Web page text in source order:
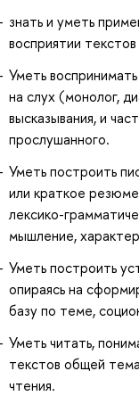
знать и уметь
восприятии
Уметь
на слух (монолог,
высказывания, и
прослушанного.
Уметь построить
или краткое
лексико-
мышление,
Уметь построить
опираясь на
базу по теме,
Уметь читать,
текстов общей
чтения.